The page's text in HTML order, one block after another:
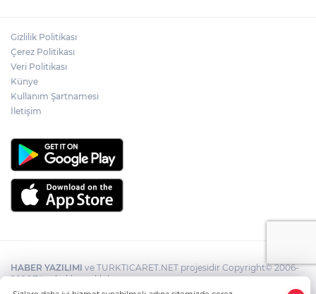
Gizlilik Politikası
Çerez Politikası
Veri Politikası
Künye
Kullanım Şartnamesi
İletişim
HABER YAZILIMI ve TURKTICARET.NET projesidir Copyright© 2006-
2026 Tüm hakları saklıdır.